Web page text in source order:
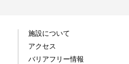
施設について
アクセス
バリアフリー情報